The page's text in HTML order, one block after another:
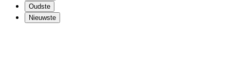
Oudste
Nieuwste